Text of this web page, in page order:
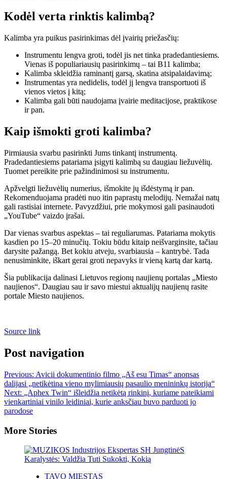
Kodėl verta rinktis kalimbą?
Kalimba yra puikus pasirinkimas dėl įvairių priežasčių:
Instrumentu lengva groti, todėl jis net tinka pradedantiesiems.
Vienas iš populiariausių pasirinkimų – tai B11 kalimba;
Kalimba skleidžia raminantį garsą, skatina atsipalaidavimą;
Instrumentas yra nedidelis, todėl jį lengva transportuoti iš
vienos vietos į kitą;
Kalimba gali būti naudojama įvairie meditacijose, praktikose
ir pan.
Kaip išmokti groti kalimba?
Pirmiausia svarbu pasirinkti Jums tinkantį instrumentą.
Pradedantiesiems patariama įsigyti kalimbą su daugiau liežuvėlių.
Tuomet pereikite prie pažindinimosi su instrumentu.
Apžvelgti liežuvėlių numerius, išmokite jų išdėstymą ir pan.
Rekomenduojama pradėti nuo itin paprastų melodijų. Nemažai natų
gali rastisiai internete. Pavyzdžiui, prie mokymosi gali pasinaudoti
„YouTube“ vaizdo įrašai.
Dar vienas svarbus aspektas – tai reguliarumas. Patariama mokytis
kasdien po 15–20 minučių. Tokiu būdu kitaip neišvarginsite, tačiau
darysite pažangą. Bet kokiu atveju, svarbiausia – kantrybė. Tada
nenusiminkite, iškart gerai groti nepavyks ir vieną kartą dar kartą.
Šia publikacija dalinasi Lietuvos regionų naujienų portalas „Miesto
naujienos“. Daugiau sau ir savo miestui aktualijų naujienų rasite
portale Miesto naujienos.
Source link
Post navigation
Previous: Avicii dokumentinio filmo „Aš esu Timas“ anonsas
dalijasi „netikėtina vieno mylimiausių pasaulio menininkų istorija“
Next: „Aphex Twin“ išleidžia netikėtą rinkinį, kuriame pateikiami
vienkartiniai vinilo leidiniai, kurie anksčiau buvo parduoti jo
parodose
More Stories
TAVO MIESTAS